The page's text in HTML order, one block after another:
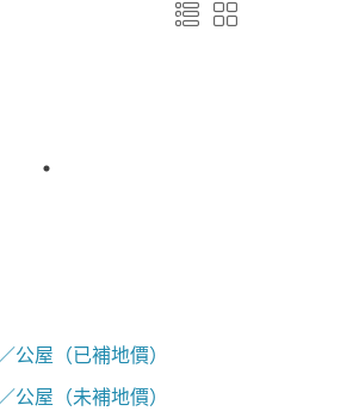
公屋（已補地價）
公屋（未補地價）